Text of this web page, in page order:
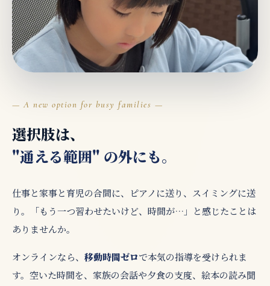
— A new option for busy families —
選択肢は、
"通える範囲" の外にも。
仕事と家事と育児の合間に、ピアノに送り、スイミングに送
り。「もう一つ習わせたいけど、時間が…」と感じたことは
ありませんか。
オンラインなら、 移動時間ゼロで本気の指導を受けられま
す。空いた時間を、家族の会話や夕食の支度、絵本の読み聞